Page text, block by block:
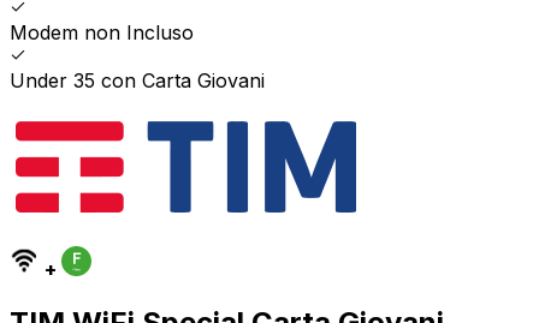
Modem non Incluso
Under 35 con Carta Giovani
+